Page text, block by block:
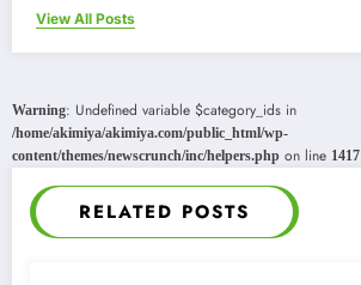
View All Posts
Warning: Undefined variable $category_ids in
/home/akimiya/akimiya.com/public_html/wp-
content/themes/newscrunch/inc/helpers.php on line 1417
RELATED POSTS